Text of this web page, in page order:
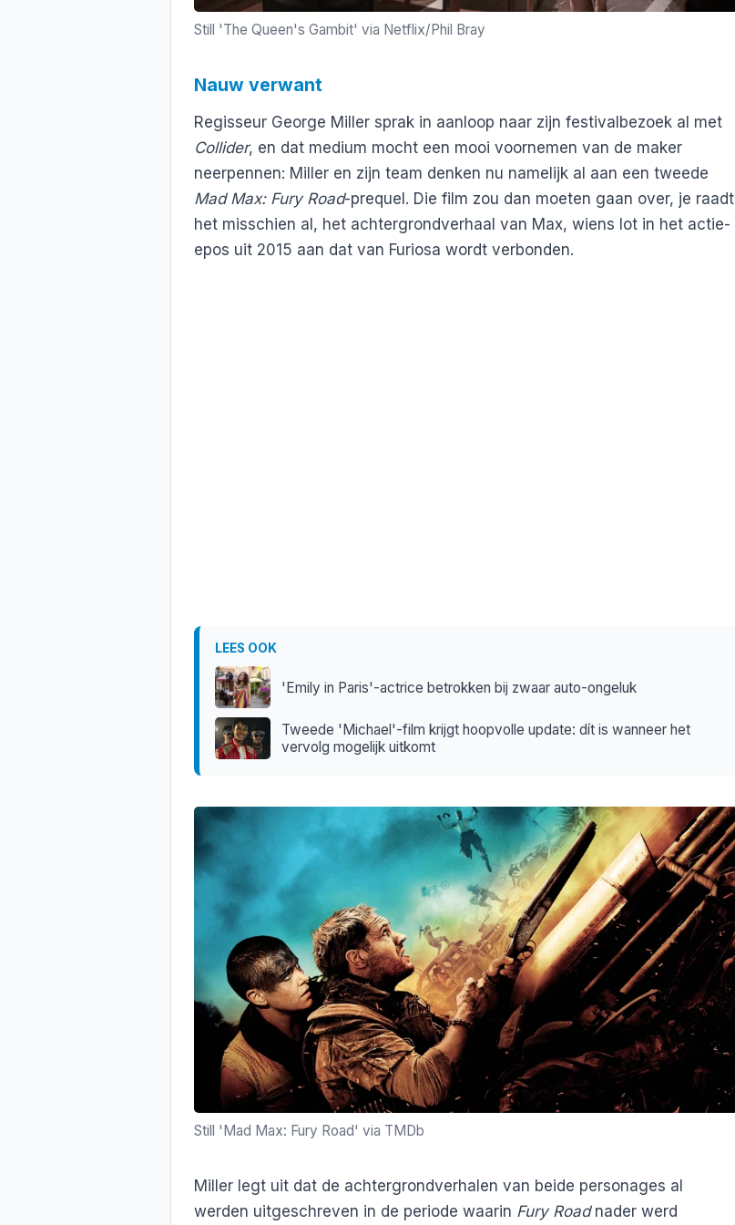
Still 'The Queen's Gambit' via Netflix/Phil Bray
Nauw verwant
Regisseur George Miller sprak in aanloop naar zijn festivalbezoek al met
Collider, en dat medium mocht een mooi voornemen van de maker
neerpennen: Miller en zijn team denken nu namelijk al aan een tweede
Mad Max: Fury Road-prequel. Die film zou dan moeten gaan over, je raadt
het misschien al, het achtergrondverhaal van Max, wiens lot in het actie-
epos uit 2015 aan dat van Furiosa wordt verbonden.
LEES OOK
'Emily in Paris'-actrice betrokken bij zwaar auto-ongeluk
Tweede 'Michael'-film krijgt hoopvolle update: dít is wanneer het
vervolg mogelijk uitkomt
Still 'Mad Max: Fury Road' via TMDb
Miller legt uit dat de achtergrondverhalen van beide personages al
werden uitgeschreven in de periode waarin Fury Roadnader werd